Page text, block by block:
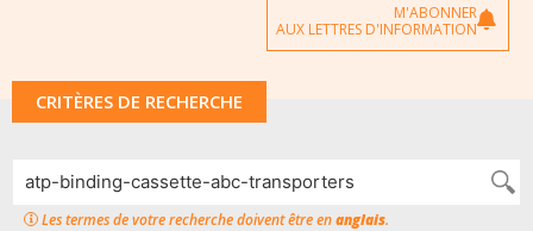
M'ABONNER
AUX LETTRES D'INFORMATION
CRITÈRES DE RECHERCHE
Les termes de votre recherche doivent être enanglais.